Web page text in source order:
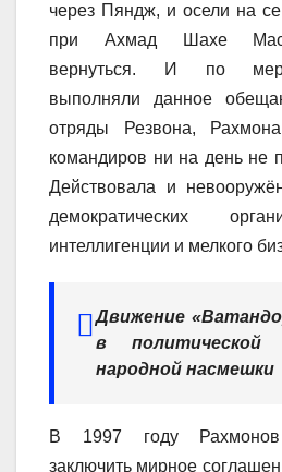
через Пяндж, и осели на
при Ахмад Шахе
вернуться. И по
выполняли данное
отряды Резвона,
командиров ни на день не
Действовала и
демократических
интеллигенции и мелкого
Движение
в политической
народной насмешки
В 1997 году
заключить мирное